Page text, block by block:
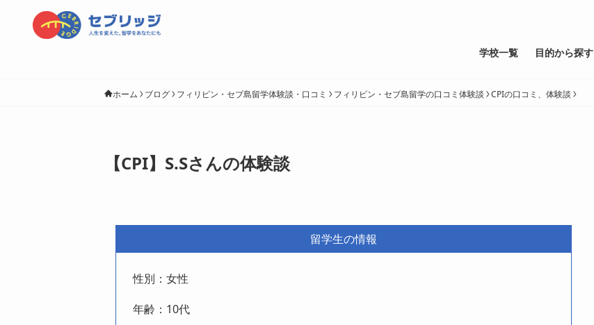
学校一覧 目的から探す
ホーム ブログ フィリピン・セブ島留学体験談・口コミ フィリピン・セブ島留学の口コミ体験談 CPIの口コミ、体験談
【CPI】S.Sさんの体験談
留学生の情報
性別：女性
年齢：10代